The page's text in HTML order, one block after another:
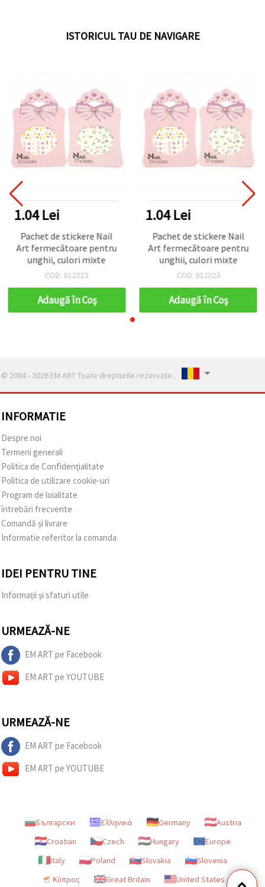
ISTORICUL TAU DE NAVIGARE
1.04 Lei
Pachet de stickere Nail
Art fermecătoare pentru
unghii, culori mixte
COD: 612023
Adaugă în Coş
1.04 Lei
Pachet de stickere Nail
Art fermecătoare pentru
unghii, culori mixte
COD: 612023
Adaugă în Coş
© 2004 - 2026 EM ART Toate drepturile rezervate..
INFORMATIE
Despre noi
Termeni generali
Politica de Confidențialitate
Politica de utilizare cookie-uri
Program de loialitate
întrebări frecvente
Comandă și livrare
Informatie referitor la comanda
IDEI PENTRU TINE
Informații și sfaturi utile
URMEAZĂ-NE
EM ART pe Facebook
EM ART pe YOUTUBE
URMEAZĂ-NE
EM ART pe Facebook
EM ART pe YOUTUBE
Български Ελληνικά Germany
Austria
Croatian
Czech Hungary
Europe
Italy
Poland Slovakia
Slovenia
Κύπρος
Great Britain United States